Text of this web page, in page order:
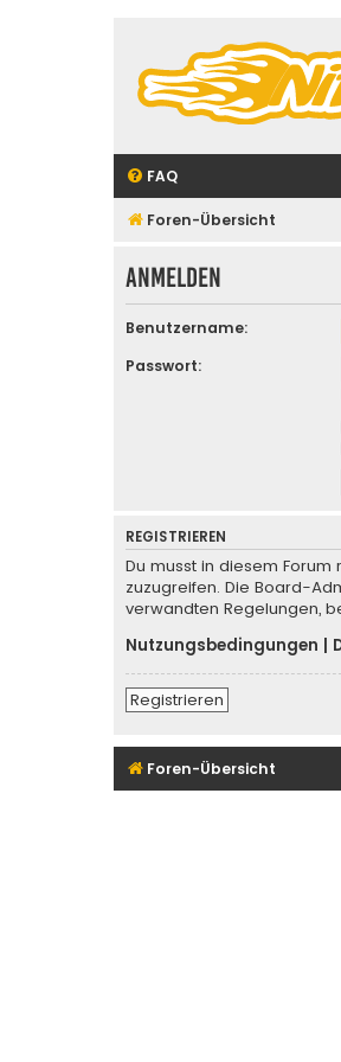
FAQ
Foren-Übersicht
Anmelden
Benutzername:
Passwort:
REGISTRIEREN
Du musst in diesem
zuzugreifen. Die Board-
verwandten Regelungen,
Nutzungsbedingungen
Registrieren
Foren-Übersicht